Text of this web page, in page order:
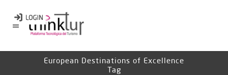
European Destinations of Excellence
Tag